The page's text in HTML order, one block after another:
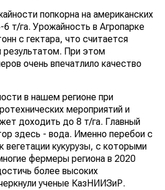
попкорна на американских
т/га. Урожайность в Агропарке
с гектара, что считается
При этом
очень впечатлило качество
в нашем регионе при
мероприятий и
доходить до 8 т/га. Главный
здесь - вода. Именно перебои с
вегетации кукурузы, с которыми
фермеры региона в 2020
более высоких
ученые КазНИИЗиР.